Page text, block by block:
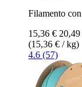
Filamento
15,36 € 20,49
(15,36 € / kg)
4.6 (57)